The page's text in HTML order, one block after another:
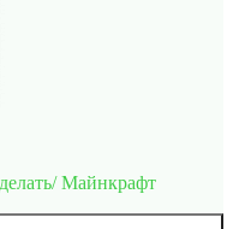
Майнкрафт